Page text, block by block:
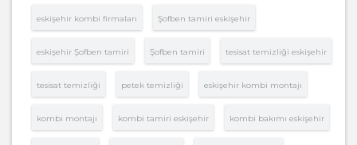
eskişehir kombi firmaları Şofben tamiri eskişehir
eskişehir Şofben tamiri Şofben tamiri tesisat temizliği eskişehir
tesisat temizliği petek temizliği eskişehir kombi montajı
kombi montajı kombi tamiri eskişehir kombi bakımı eskişehir